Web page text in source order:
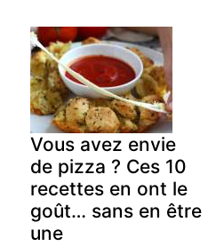
Vous avez envie
de pizza ? Ces 10
recettes en ont le
goût… sans en être
une